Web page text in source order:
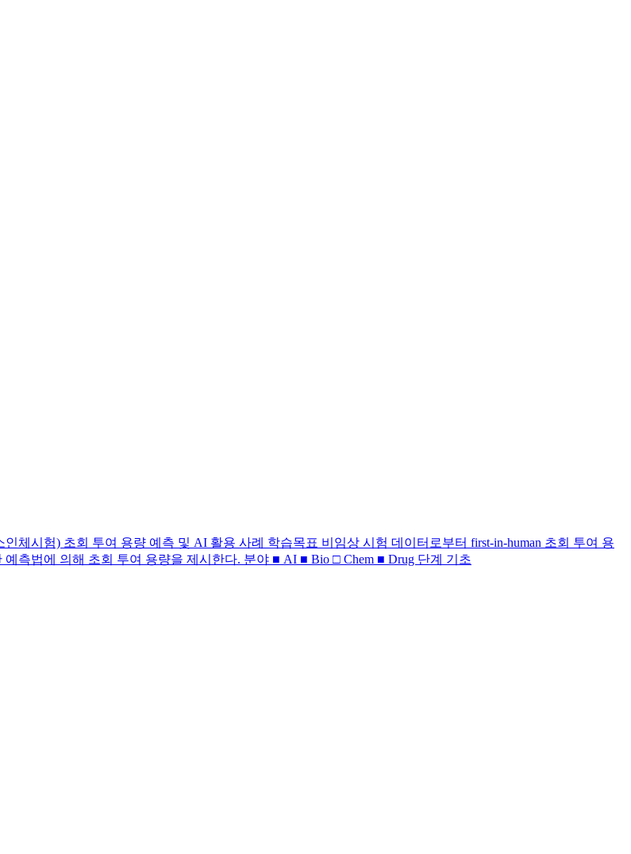
체시험) 초회 투여 용량 예측 및 AI 활용 사례 학습목표 비임상 시험 데이터로부터 first-in-human 초회 투여 용
측법에 의해 초회 투여 용량을 제시한다. 분야 ■ AI ■ Bio □ Chem ■ Drug 단계 기초